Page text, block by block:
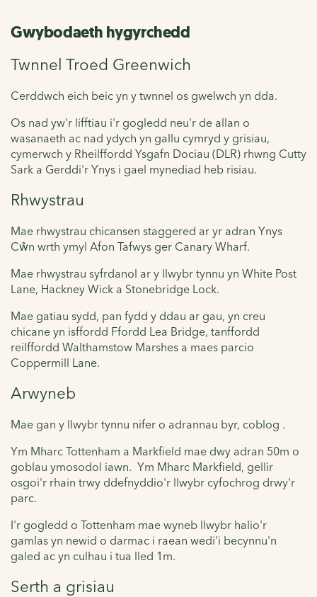
Gwybodaeth hygyrchedd
Twnnel Troed Greenwich
Cerddwch eich beic yn y twnnel os gwelwch yn dda.
Os nad yw'r lifftiau i'r gogledd neu'r de allan o
wasanaeth ac nad ydych yn gallu cymryd y grisiau,
cymerwch y Rheilffordd Ysgafn Dociau (DLR) rhwng Cutty
Sark a Gerddi'r Ynys i gael mynediad heb risiau.
Rhwystrau
Mae rhwystrau chicansen staggered ar yr adran Ynys
Cŵn wrth ymyl Afon Tafwys ger Canary Wharf.
Mae rhwystrau syfrdanol ar y llwybr tynnu yn White Post
Lane, Hackney Wick a Stonebridge Lock.
Mae gatiau sydd, pan fydd y ddau ar gau, yn creu
chicane yn isffordd Ffordd Lea Bridge, tanffordd
reilffordd Walthamstow Marshes a maes parcio
Coppermill Lane.
Arwyneb
Mae gan y llwybr tynnu nifer o adrannau byr, coblog .
Ym Mharc Tottenham a Markfield mae dwy adran 50m o
goblau ymosodol iawn. Ym Mharc Markfield, gellir
osgoi'r rhain trwy ddefnyddio'r llwybr cyfochrog drwy'r
parc.
I'r gogledd o Tottenham mae wyneb llwybr halio'r
gamlas yn newid o darmac i raean wedi'i becynnu'n
galed ac yn culhau i tua lled 1m.
Serth a grisiau